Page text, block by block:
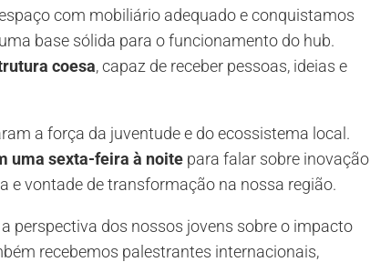
com mobiliário adequado e conquistamos
base sólida para o funcionamento do hub.
coesa, capaz de receber pessoas, ideias e
a força da juventude e do ecossistema local.
uma sexta-feira à noite para falar sobre inovação
e vontade de transformação na nossa região.
perspectiva dos nossos jovens sobre o impacto
recebemos palestrantes internacionais,